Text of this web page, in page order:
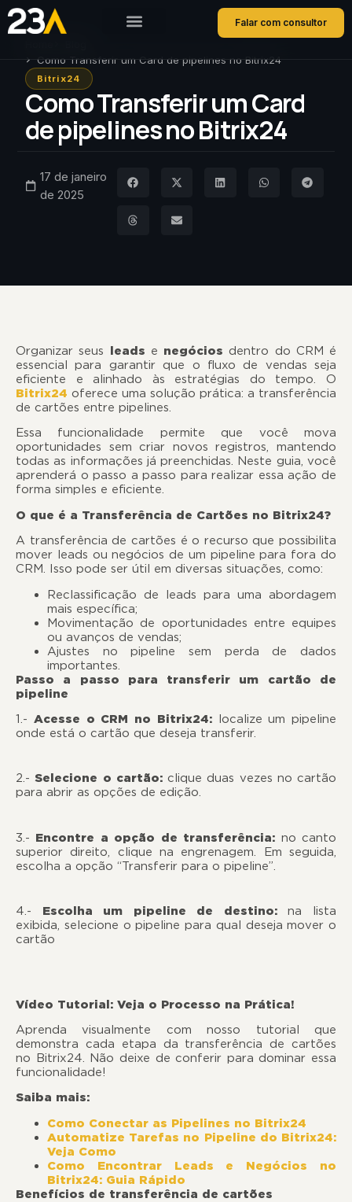
Falar com consultor
Como Transferir um Card de pipelines no Bitrix24
Bitrix24
Como Transferir um Card
de pipelines no Bitrix24
17 de janeiro
de 2025
Organizar seus leads e negócios dentro do CRM é
essencial para garantir que o fluxo de vendas seja
eficiente e alinhado às estratégias do tempo. O
Bitrix24 oferece uma solução prática: a transferência
de cartões entre pipelines.
Essa funcionalidade permite que você mova
oportunidades sem criar novos registros, mantendo
todas as informações já preenchidas. Neste guia, você
aprenderá o passo a passo para realizar essa ação de
forma simples e eficiente.
O que é a Transferência de Cartões no Bitrix24?
A transferência de cartões é o recurso que possibilita
mover leads ou negócios de um pipeline para fora do
CRM. Isso pode ser útil em diversas situações, como:
Reclassificação de leads para uma abordagem
mais específica;
Movimentação de oportunidades entre equipes
ou avanços de vendas;
Ajustes no pipeline sem perda de dados
importantes.
Passo a passo para transferir um cartão de
pipeline
1.- Acesse o CRM no Bitrix24:localize um pipeline
onde está o cartão que deseja transferir.
2.- Selecione o cartão: clique duas vezes no cartão
para abrir as opções de edição.
3.- Encontre a opção de transferência: no canto
superior direito, clique na engrenagem. Em seguida,
escolha a opção “Transferir para o pipeline”.
4.- Escolha um pipeline de destino:na lista
exibida, selecione o pipeline para qual deseja mover o
cartão
Vídeo Tutorial: Veja o Processo na Prática!
Aprenda visualmente com nosso tutorial que
demonstra cada etapa da transferência de cartões
no Bitrix24. Não deixe de conferir para dominar essa
funcionalidade!
Saiba mais:
Como Conectar as Pipelines no Bitrix24
Automatize Tarefas no Pipeline do Bitrix24:
Veja Como
Como Encontrar Leads e Negócios no
Bitrix24: Guia Rápido
Benefícios de transferência de cartões